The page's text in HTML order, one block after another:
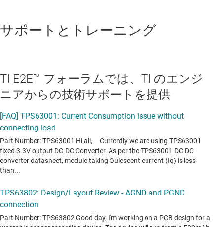
サポートとトレーニング
TI E2E™ フォーラムでは、TI のエンジ
ニアからの技術サポートを提供